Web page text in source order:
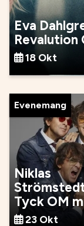
Eva
Revalution
18 Okt
Evenemang
Niklas
Tyck OM
23 Okt